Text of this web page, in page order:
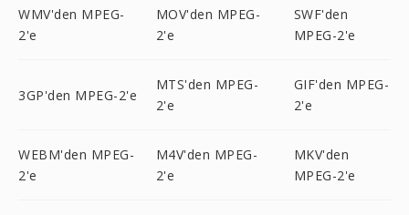
WMV'den MPEG-
2'e
MOV'den MPEG-
2'e
SWF'den
MPEG-2'e
3GP'den MPEG-2'e
MTS'den MPEG-
2'e
GIF'den MPEG-
2'e
WEBM'den MPEG-
2'e
M4V'den MPEG-
2'e
MKV'den
MPEG-2'e